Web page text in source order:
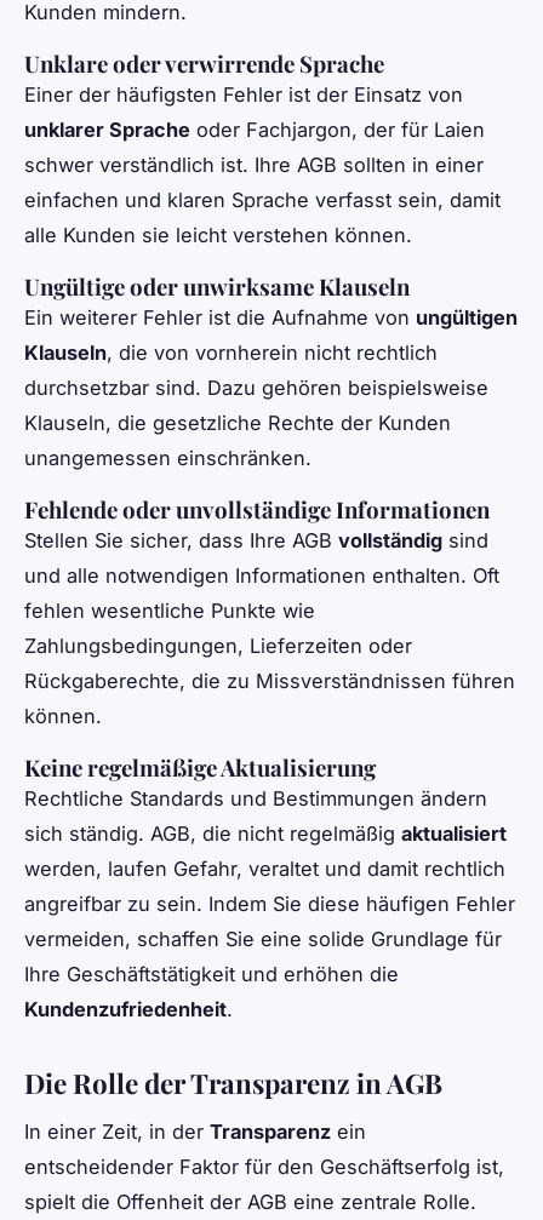
Kunden mindern.
Unklare oder verwirrende Sprache
Einer der häufigsten Fehler ist der Einsatz von
unklarer Sprache oder Fachjargon, der für Laien
schwer verständlich ist. Ihre AGB sollten in einer
einfachen und klaren Sprache verfasst sein, damit
alle Kunden sie leicht verstehen können.
Ungültige oder unwirksame Klauseln
Ein weiterer Fehler ist die Aufnahme von ungültigen
Klauseln, die von vornherein nicht rechtlich
durchsetzbar sind. Dazu gehören beispielsweise
Klauseln, die gesetzliche Rechte der Kunden
unangemessen einschränken.
Fehlende oder unvollständige Informationen
Stellen Sie sicher, dass Ihre AGB vollständig sind
und alle notwendigen Informationen enthalten. Oft
fehlen wesentliche Punkte wie
Zahlungsbedingungen, Lieferzeiten oder
Rückgaberechte, die zu Missverständnissen führen
können.
Keine regelmäßige Aktualisierung
Rechtliche Standards und Bestimmungen ändern
sich ständig. AGB, die nicht regelmäßig aktualisiert
werden, laufen Gefahr, veraltet und damit rechtlich
angreifbar zu sein. Indem Sie diese häufigen Fehler
vermeiden, schaffen Sie eine solide Grundlage für
Ihre Geschäftstätigkeit und erhöhen die
Kundenzufriedenheit.
Die Rolle der Transparenz in AGB
In einer Zeit, in der Transparenz ein
entscheidender Faktor für den Geschäftserfolg ist,
spielt die Offenheit der AGB eine zentrale Rolle.